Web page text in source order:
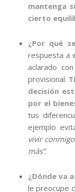
mantenga
cierto
¿Por qué
respuesta a
aclarado
provisional.
decisión
por el
tus
ejemplo
vivir
más”.
¿Dónde va
le preocupe